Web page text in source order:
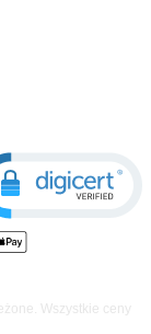
Wszystkie ceny